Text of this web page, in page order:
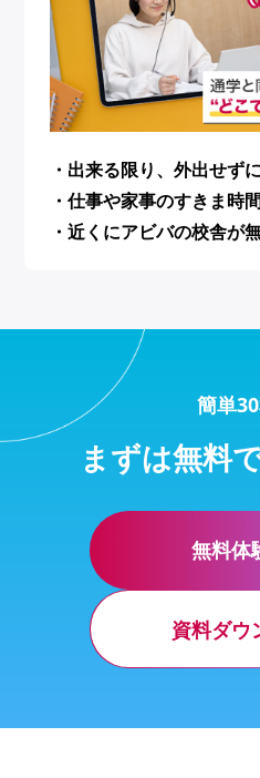
・出来る限り、外出せず
・仕事や家事のすきま時
・近くにアビバの校舎が無
簡単30
まずは無料
無料体
資料ダウ